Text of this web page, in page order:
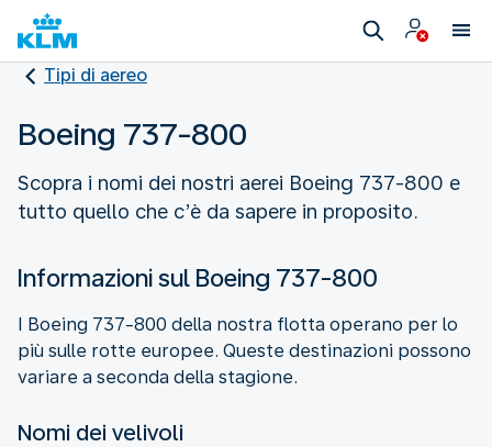
Tipi di aereo
Boeing 737-800
Scopra i nomi dei nostri aerei Boeing 737-800 e
tutto quello che c’è da sapere in proposito.
Informazioni sul Boeing 737-800
I Boeing 737-800 della nostra flotta operano per lo
più sulle rotte europee. Queste destinazioni possono
variare a seconda della stagione.
Nomi dei velivoli